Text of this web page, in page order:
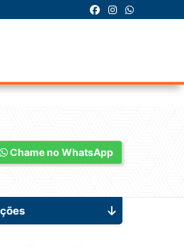
Chame no WhatsApp